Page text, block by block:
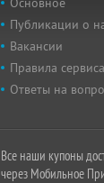
Публикации о
Вакансии
Правила сервиса
Ответы на
Все наши купоны
через Мобильное